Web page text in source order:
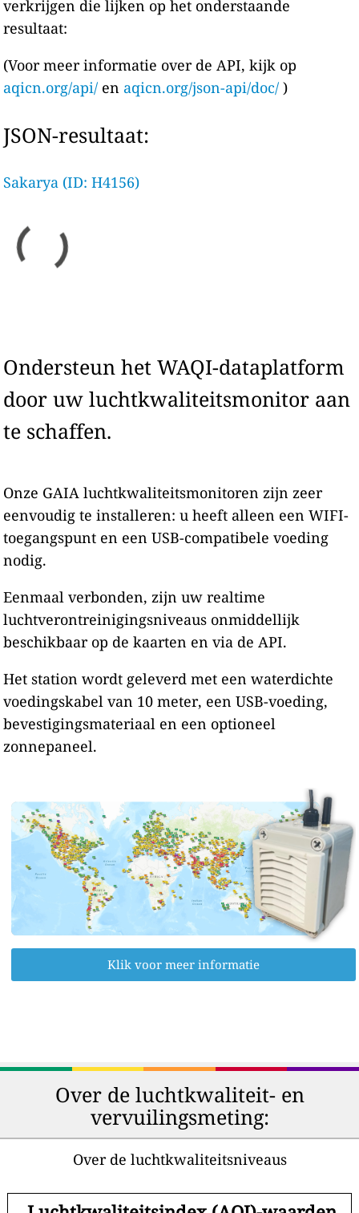
verkrijgen die lijken op het onderstaande
resultaat:
(Voor meer informatie over de API, kijk op
aqicn.org/api/ en aqicn.org/json-api/doc/ )
JSON-resultaat:
Sakarya (ID: H4156)
Ondersteun het WAQI-dataplatform
door uw luchtkwaliteitsmonitor aan
te schaffen.
Onze GAIA luchtkwaliteitsmonitoren zijn zeer
eenvoudig te installeren: u heeft alleen een WIFI-
toegangspunt en een USB-compatibele voeding
nodig.
Eenmaal verbonden, zijn uw realtime
luchtverontreinigingsniveaus onmiddellijk
beschikbaar op de kaarten en via de API.
Het station wordt geleverd met een waterdichte
voedingskabel van 10 meter, een USB-voeding,
bevestigingsmateriaal en een optioneel
zonnepaneel.
Klik voor meer informatie
Over de luchtkwaliteit- en
vervuilingsmeting:
Over de luchtkwaliteitsniveaus